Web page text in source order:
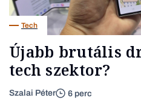
Tech
Újabb brutális
tech szektor?
Szalai Péter 6 perc